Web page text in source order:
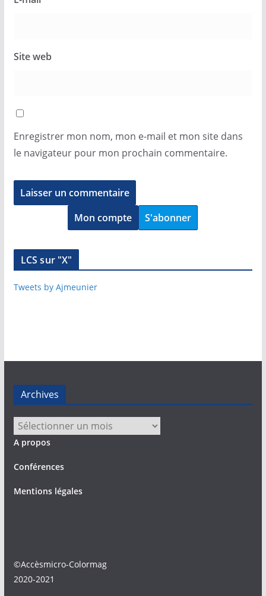
Site web
Enregistrer mon nom, mon e-mail et mon site dans
le navigateur pour mon prochain commentaire.
Mon compte S'abonner
LCS sur "X"
Tweets by Ajmeunier
Archives
Archives
A propos
Conférences
Mentions légales
©Accèsmicro-Colormag
2020-2021